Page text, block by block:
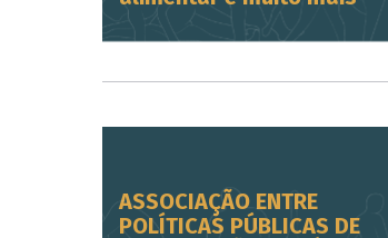
ASSOCIAÇÃO ENTRE
POLÍTICAS PÚBLICAS DE